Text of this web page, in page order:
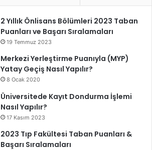
2 Yıllık Önlisans Bölümleri 2023 Taban
Puanları ve Başarı Sıralamaları
19 Temmuz 2023
Merkezi Yerleştirme Puanıyla (MYP)
Yatay Geçiş Nasıl Yapılır?
8 Ocak 2020
Üniversitede Kayıt Dondurma İşlemi
Nasıl Yapılır?
17 Kasım 2023
2023 Tıp Fakültesi Taban Puanları &
Başarı Sıralamaları